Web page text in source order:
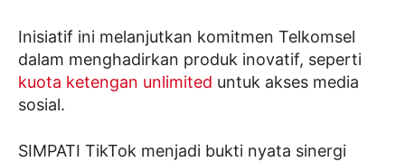
Inisiatif ini melanjutkan komitmen Telkomsel
dalam menghadirkan produk inovatif, seperti
kuota ketengan unlimited untuk akses media
sosial.
SIMPATI TikTok menjadi bukti nyata sinergi